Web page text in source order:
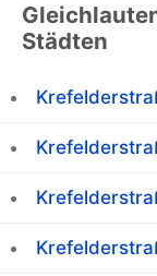
Städten